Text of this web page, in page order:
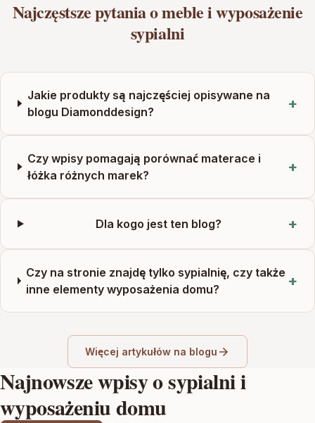
Najczęstsze pytania o meble i wyposażenie
sypialni
Jakie produkty są najczęściej opisywane na
blogu Diamonddesign?
Czy wpisy pomagają porównać materace i
łóżka różnych marek?
Dla kogo jest ten blog?
Czy na stronie znajdę tylko sypialnię, czy także
inne elementy wyposażenia domu?
Więcej artykułów na blogu
Najnowsze wpisy o sypialni i
wyposażeniu domu